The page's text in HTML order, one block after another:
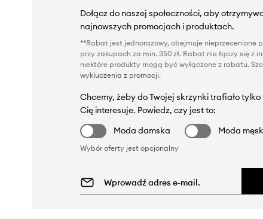
Dołącz do naszej społeczności, aby
najnowszych promocjach i produktach.
**Rabat jest jednorazowy, obejmuje nieprzecenione
przy zakupach za min. 350 zł. Rabat nie łączy się z
niektóre produkty mogą być wyłączone z rabatu.
wykluczenia z promocji.
Chcemy, żeby do Twojej skrzynki trafiało
Cię interesuje. Powiedz, czy jest to:
Moda damska
Moda
Wybór oferty jest opcjonalny